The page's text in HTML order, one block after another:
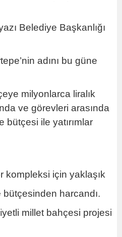
Belediye Başkanlığı
adını bu güne
milyonlarca liralık
ve görevleri arasında
ile yatırımlar
kompleksi için yaklaşık
harcandı.
millet bahçesi projesi